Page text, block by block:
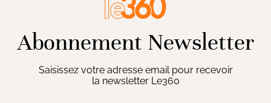
Abonnement Newsletter
Saisissez votre adresse email pour recevoir
la newsletter Le360